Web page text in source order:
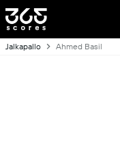
Jalkapallo Ahmed Basil